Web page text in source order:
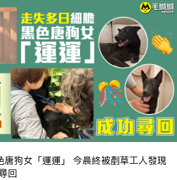
唐狗女「運運」 今晨終被剷草工人發現
回